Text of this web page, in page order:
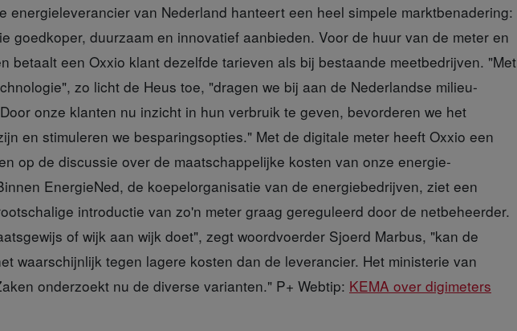
energieleverancier van Nederland hanteert een heel simpele marktbenadering:
goedkoper, duurzaam en innovatief aanbieden. Voor de huur van de meter en
betaalt een Oxxio klant dezelfde tarieven als bij bestaande meetbedrijven. "Met
zo licht de Heus toe, "dragen we bij aan de Nederlandse milieu-
onze klanten nu inzicht in hun verbruik te geven, bevorderen we het
en stimuleren we besparingsopties." Met de digitale meter heeft Oxxio een
op de discussie over de maatschappelijke kosten van onze energie-
EnergieNed, de koepelorganisatie van de energiebedrijven, ziet een
introductie van zo'n meter graag gereguleerd door de netbeheerder.
of wijk aan wijk doet", zegt woordvoerder Sjoerd Marbus, "kan de
waarschijnlijk tegen lagere kosten dan de leverancier. Het ministerie van
onderzoekt nu de diverse varianten." P+ Webtip: KEMA over digimeters